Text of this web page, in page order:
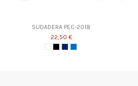
SUDADERA PEC-2018
22,50 €